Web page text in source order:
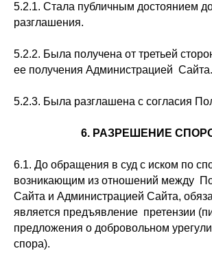
5.2.1. Стала публичным достоянием
разглашения.
5.2.2. Была получена от третьей
ее получения Администрацией Сайта.
5.2.3. Была разглашена с согласия
6. РАЗРЕШЕНИЕ
6.1. До обращения в суд с иском по
возникающим из отношений между
Сайта и Администрацией Сайта,
является предъявление претензии
предложения о добровольном
спора).